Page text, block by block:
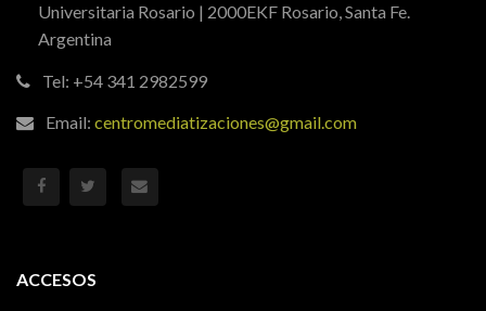
Universitaria Rosario | 2000EKF Rosario, Santa Fe.
Argentina
Tel: +54 341 2982599
Email:centromediatizaciones@gmail.com
ACCESOS